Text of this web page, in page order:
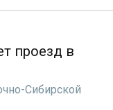
проезд в
Сибирской